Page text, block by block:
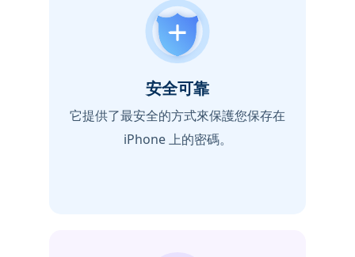
安全可靠
它提供了最安全的方式來保護您保存在
iPhone 上的密碼。